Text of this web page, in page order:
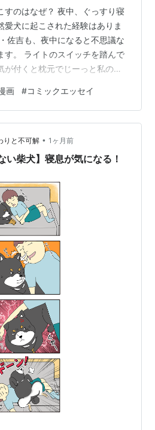
すのはなぜ？ 夜中、ぐっすり寝
愛犬に起こされた経験はありま
佐吉も、夜中になると不思議な
す。 ライトのスイッチを踏んで
が付くと枕元でじーっと私の顔
しばです。 でも実は、犬が夜中
顔を見つめたりする行動には、
も少なくありません。 🐾 犬が夜
犬は昼夜問わず、ちょっとした
物です。 そのため夜中に起き
画 #コミックエッセイ
りと不可解 • 1ヶ月前
い柴犬】寝息が気になる！